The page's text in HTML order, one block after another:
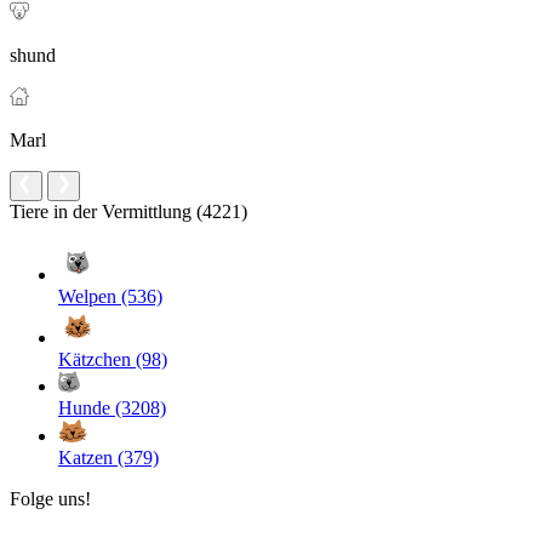
shund
Marl
Tiere in der Vermittlung (4221)
Welpen (536)
Kätzchen (98)
Hunde (3208)
Katzen (379)
Folge uns!